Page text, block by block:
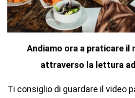
Andiamo ora a praticare
attraverso la lettura
Ti consiglio di guardare il video